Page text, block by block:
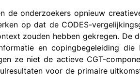
de onderzoekers opnieuw
op dat de CODES-
zouden hebben gekregen. De
en copingbegeleiding
ze niet de actieve CGT-
voor de primaire